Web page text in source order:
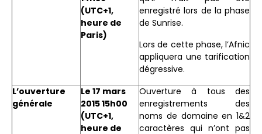
(UTC+1,
heure de
Paris)
enregistré lors de la phase
de Sunrise.
Lors de cette phase, l’Afnic
appliquera une tarification
dégressive.
L’ouverture
générale
Le 17 mars
2015 15h00
(UTC+1,
heure de
Ouverture à tous des
enregistrements des
noms de domaine en 1&2
caractères qui n’ont pas